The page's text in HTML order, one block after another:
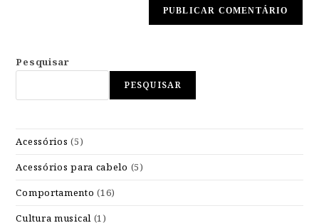
Pesquisar
PESQUISAR
Acessórios (5)
Acessórios para cabelo (5)
Comportamento (16)
Cultura musical (1)